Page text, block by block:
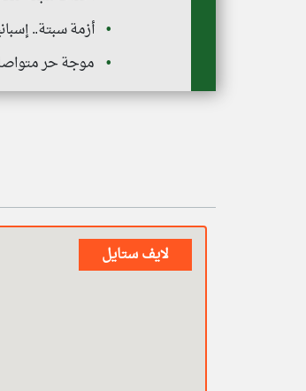
أزمة سبتة..
موجة حر
لايف ستايل